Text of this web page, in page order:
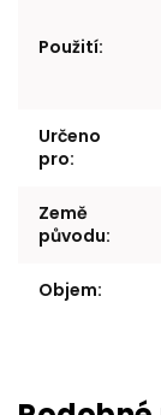
Použití:
Určeno
pro:
Země
původu:
Objem: